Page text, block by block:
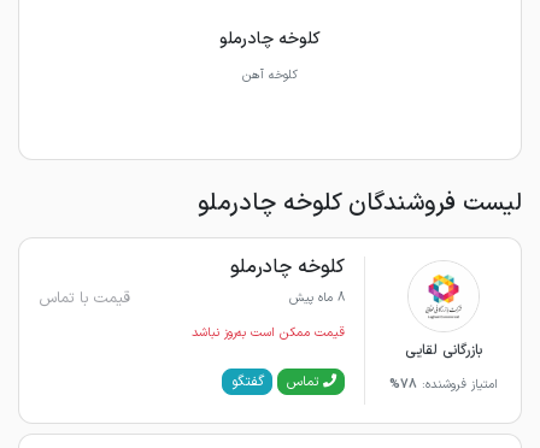
کلوخه چادرملو
کلوخه آهن
لیست فروشندگان کلوخه چادرملو
بازرگانی لقایی
امتیاز فروشنده: 78%
کلوخه چادرملو
8 ماه پیش قیمت با تماس
قیمت ممکن است به‌روز نباشد
تماس گفتگو